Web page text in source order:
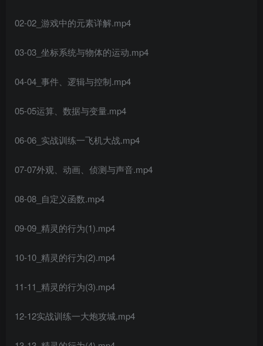
02-02_游戏中的元素详解.mp4
03-03_坐标系统与物体的运动.mp4
04-04_事件、逻辑与控制.mp4
05-05运算、数据与变量.mp4
06-06_实战训练一飞机大战.mp4
07-07外观、动画、侦测与声音.mp4
08-08_自定义函数.mp4
09-09_精灵的行为(1).mp4
10-10_精灵的行为(2).mp4
11-11_精灵的行为(3).mp4
12-12实战训练一大炮攻城.mp4